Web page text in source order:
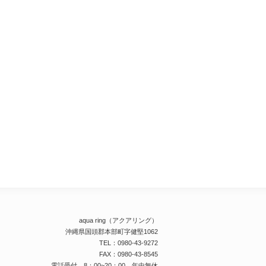
aqua ring（アクアリング）
沖縄県国頭郡本部町字健堅1062
TEL：0980-43-9272
FAX：0980-43-8545